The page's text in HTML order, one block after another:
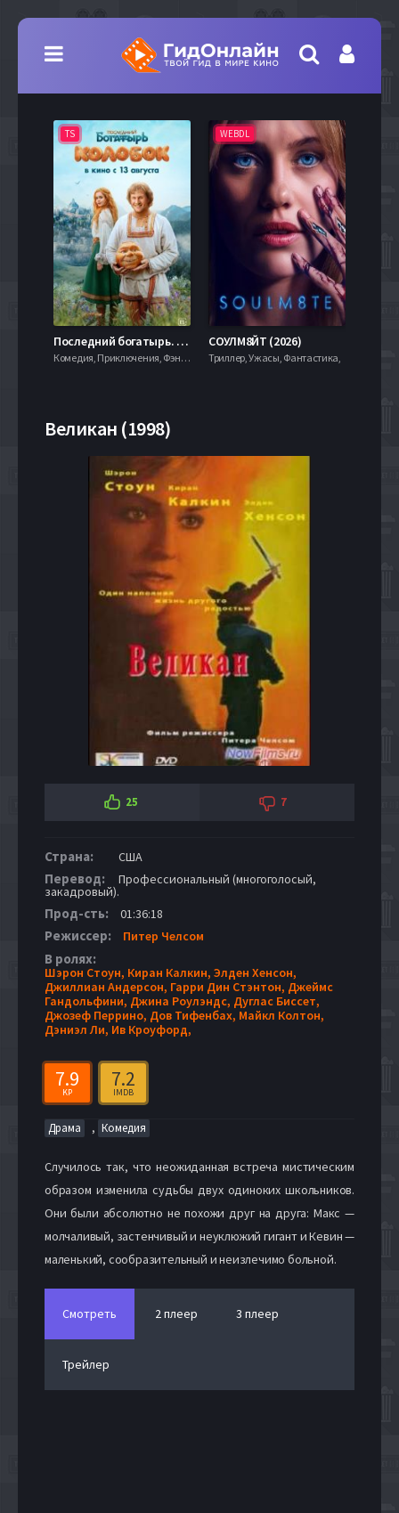
TS
Последний богатырь. Колобок (2026)
Комедия, Приключения, Фэнтези,
WEBDL
СОУЛМ8ЙТ (2026)
Триллер, Ужасы, Фантастика,
Великан (1998)
25 7
Страна: США
Перевод: Профессиональный (многоголосый,
закадровый).
Прод-сть: 01:36:18
Режиссер: Питер Челсом
В ролях:
Шэрон Стоун, Киран Калкин, Элден Хенсон,
Джиллиан Андерсон, Гарри Дин Стэнтон, Джеймс
Гандольфини, Джина Роулэндс, Дуглас Биссет,
Джозеф Перрино, Дов Тифенбах, Майкл Колтон,
Дэниэл Ли, Ив Кроуфорд,
7.9
KP
7.2
IMDB
Драма , Комедия
Случилось так, что неожиданная встреча мистическим
образом изменила судьбы двух одиноких школьников.
Они были абсолютно не похожи друг на друга: Макс —
молчаливый, застенчивый и неуклюжий гигант и Кевин —
маленький, сообразительный и неизлечимо больной.
Смотреть 2 плеер 3 плеер
Трейлер